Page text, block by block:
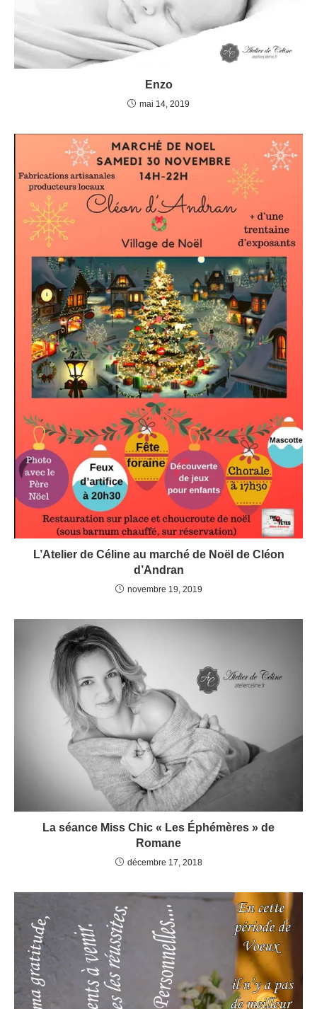
Enzo
mai 14, 2019
L’Atelier de Céline au marché de Noël de Cléon
d’Andran
novembre 19, 2019
La séance Miss Chic « Les Éphémères » de
Romane
décembre 17, 2018